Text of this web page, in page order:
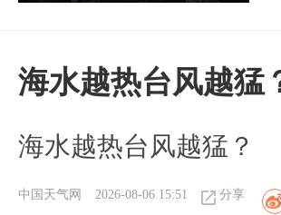
海水越热台风越猛
海水越热台风越猛？
中国天气网 2026-08-06 15:51 分享